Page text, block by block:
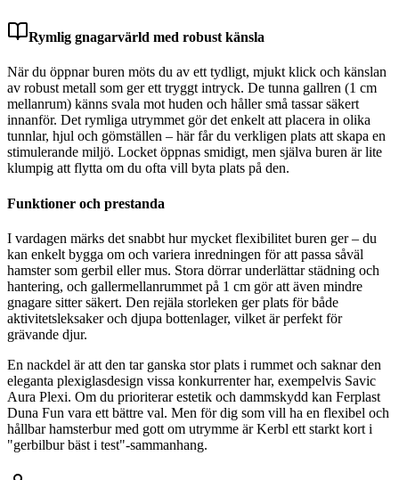
Rymlig gnagarvärld med robust känsla
När du öppnar buren möts du av ett tydligt, mjukt klick och känslan
av robust metall som ger ett tryggt intryck. De tunna gallren (1 cm
mellanrum) känns svala mot huden och håller små tassar säkert
innanför. Det rymliga utrymmet gör det enkelt att placera in olika
tunnlar, hjul och gömställen – här får du verkligen plats att skapa en
stimulerande miljö. Locket öppnas smidigt, men själva buren är lite
klumpig att flytta om du ofta vill byta plats på den.
Funktioner och prestanda
I vardagen märks det snabbt hur mycket flexibilitet buren ger – du
kan enkelt bygga om och variera inredningen för att passa såväl
hamster som gerbil eller mus. Stora dörrar underlättar städning och
hantering, och gallermellanrummet på 1 cm gör att även mindre
gnagare sitter säkert. Den rejäla storleken ger plats för både
aktivitetsleksaker och djupa bottenlager, vilket är perfekt för
grävande djur.
En nackdel är att den tar ganska stor plats i rummet och saknar den
eleganta plexiglasdesign vissa konkurrenter har, exempelvis Savic
Aura Plexi. Om du prioriterar estetik och dammskydd kan Ferplast
Duna Fun vara ett bättre val. Men för dig som vill ha en flexibel och
hållbar hamsterbur med gott om utrymme är Kerbl ett starkt kort i
"gerbilbur bäst i test"-sammanhang.